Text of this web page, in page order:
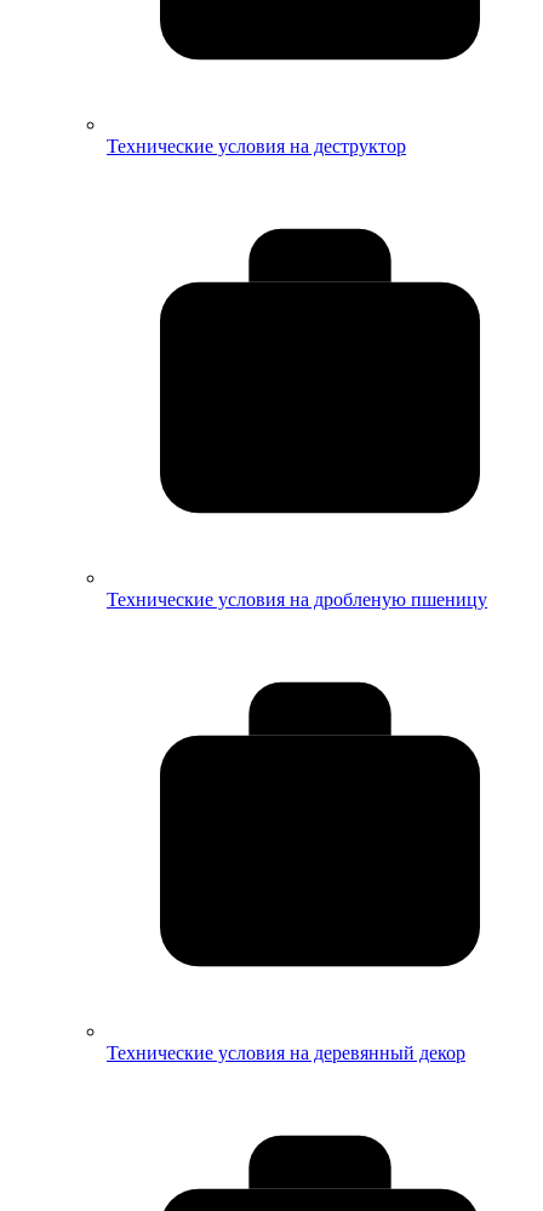
Технические условия на деструктор
Технические условия на дробленую пшеницу
Технические условия на деревянный декор